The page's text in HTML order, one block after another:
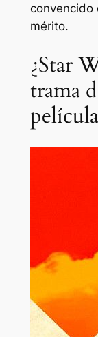
convencido
mérito.
¿Star
trama